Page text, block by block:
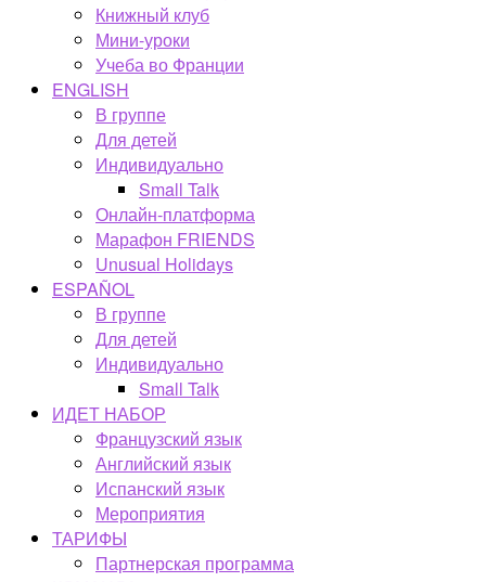
Книжный клуб
Мини-уроки
Учеба во Франции
ENGLISH
В группе
Для детей
Индивидуально
Small Talk
Онлайн-платформа
Марафон FRIENDS
Unusual Holidays
ESPAÑOL
В группе
Для детей
Индивидуально
Small Talk
ИДЕТ НАБОР
Французский язык
Английский язык
Испанский язык
Мероприятия
ТАРИФЫ
Партнерская программа